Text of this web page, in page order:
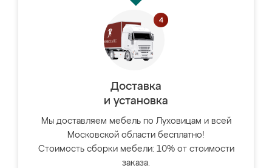
Доставка
и установка
Мы доставляем мебель по Луховицам и всей
Московской области бесплатно!
Стоимость сборки мебели: 10% от стоимости
заказа.